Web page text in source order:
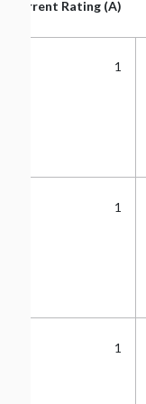
Current Rating (A)
Current Rating (A)
1
1
1